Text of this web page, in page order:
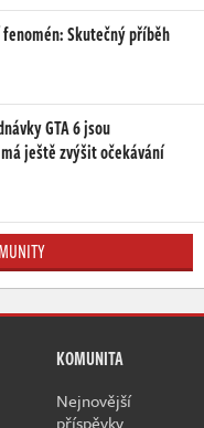
Skutečný příběh
GTA 6 jsou
ještě zvýšit očekávání
KOMUNITA
Nejnovější
příspěvky